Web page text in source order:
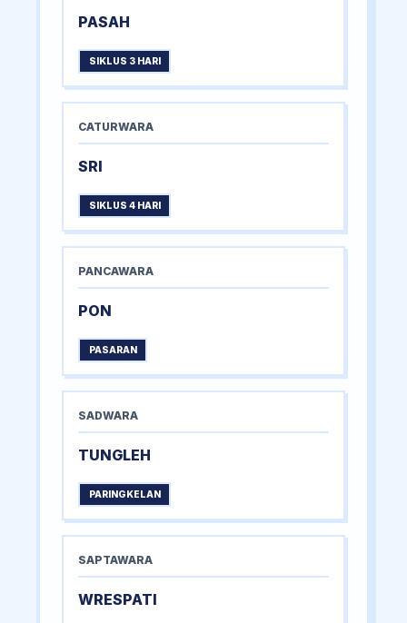
PASAH
SIKLUS 3 HARI
CATURWARA
SRI
SIKLUS 4 HARI
PANCAWARA
PON
PASARAN
SADWARA
TUNGLEH
PARINGKELAN
SAPTAWARA
WRESPATI